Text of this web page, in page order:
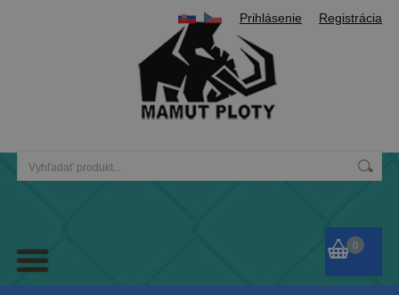
Prihlásenie Registrácia
0